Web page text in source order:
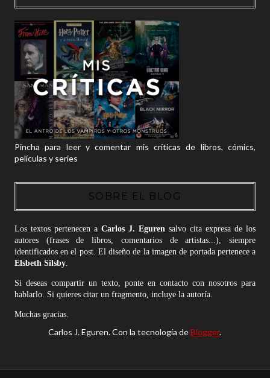
Pincha para leer y comentar mis críticas de libros, cómics,
películas y series
SOBRE EL BLOG
Los textos pertenecen a Carlos J. Egurensalvo cita expresa de los
autores (frases de libros, comentarios de artistas...), siempre
identificados en el post. El diseño de la imagen de portada pertenece a
Elsbeth Silsby.
Si deseas compartir un texto, ponte en contacto con nosotros para
hablarlo. Si quieres citar un fragmento, incluye la autoría.
Muchas gracias.
Carlos J. Eguren. Con la tecnología deBlogger.